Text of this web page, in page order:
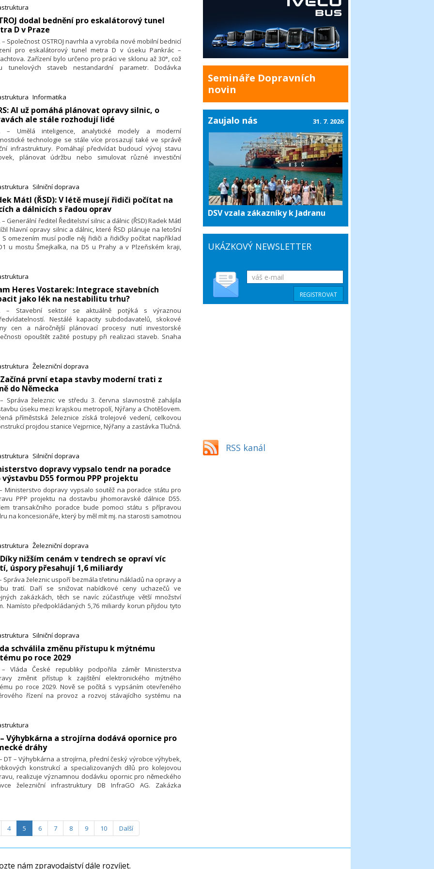
z Prostějova dnes slouží nejen v České republice, ale
Evropě, Asii, Africe, Severní i Jižní Americe nebo Austrálii.
dodal bednění pro eskalátorový tunel
D v Praze
– Společnost OSTROJ navrhla a vyrobila nové mobilní bednicí
pro eskalátorový tunel metra D v úseku Pankrác –
Zařízení bylo určeno pro práci ve sklonu až 30°, což
tunelových staveb nestandardní parametr. Dodávka
Informatika
AI už pomáhá plánovat opravy silnic, o
ale stále rozhodují lidé
– Umělá inteligence, analytické modely a moderní
technologie se stále více prosazují také ve správě
infrastruktury. Pomáhají předvídat budoucí vývoj stavu
plánovat údržbu nebo simulovat různé investiční
o konkrétních krocích.
Silniční doprava
Mátl (ŘSD): V létě musejí řidiči počítat na
a dálnicích s řadou oprav
– Generální ředitel Ředitelství silnic a dálnic (ŘSD) Radek Mátl
hlavní opravy silnic a dálnic, které ŘSD plánuje na letošní
S omezením musí podle něj řidiči a řidičky počítat například
u mostu Šmejkalka, na D5 u Prahy a v Plzeňském kraji,
a silnic I. třídy včetně mostů vyčlenilo zhruba osm miliard Kč
Heres Vostarek: Integrace stavebních
jako lék na nestabilitu trhu?
– Stavební sektor se aktuálně potýká s výraznou
Nestálé kapacity subdodavatelů, skokové
cen a náročnější plánovací procesy nutí investorské
opouštět zažité postupy při realizaci staveb. Snaha
přibližuje Adam Heres Vostarek, regionální manažer
Železniční doprava
Začíná první etapa stavby moderní trati z
do Německa
– Správa železnic ve středu 3. června slavnostně zahájila
úseku mezi krajskou metropolí, Nýřany a Chotěšovem.
příměstská železnice získá trolejové vedení, celkovou
projdou stanice Vejprnice, Nýřany a zastávka Tlučná.
Silniční doprava
dopravy vypsalo tendr na poradce
výstavbu D55 formou PPP projektu
Ministerstvo dopravy vypsalo soutěž na poradce státu pro
PPP projektu na dostavbu jihomoravské dálnice D55.
transakčního poradce bude pomoci státu s přípravou
na koncesionáře, který by měl mít mj. na starosti samotnou
Železniční doprava
Díky nižším cenám v tendrech se opraví víc
úspory přesahují 1,6 miliardy
Správa železnic uspoří bezmála třetinu nákladů na opravy a
tratí. Daří se snižovat nabídkové ceny uchazečů ve
zakázkách, těch se navíc zúčastňuje větší množství
Namísto předpokládaných 5,76 miliardy korun přijdou tyto
Silniční doprava
schválila změnu přístupu k mýtnému
po roce 2029
– Vláda České republiky podpořila záměr Ministerstva
změnit přístup k zajištění elektronického mýtného
po roce 2029. Nově se počítá s vypsáním otevřeného
řízení na provoz a rozvoj stávajícího systému na
využití nejmodernějších technologií, které se dnes při
mýtného prosazují v Evropě. Cílem je podle Ministerstva
výrazně snížit provozní náklady státu na obsluhu
a zároveň zjednodušit jeho fungování pro uživatele
komunikací.
Výhybkárna a strojírna dodává opornice pro
dráhy
DT – Výhybkárna a strojírna, přední český výrobce výhybek,
konstrukcí a specializovaných dílů pro kolejovou
realizuje významnou dodávku opornic pro německého
železniční infrastruktury DB InfraGO AG. Zakázka
4 5 6 7 8 9 10 Další
Semináře Dopravních
novin
Zaujalo nás
DSV vzala zákazníky k Jadranu
31. 7. 2026
UKÁZKOVÝ NEWSLETTER
RSS kanál
nám zpravodajství dále rozvíjet.